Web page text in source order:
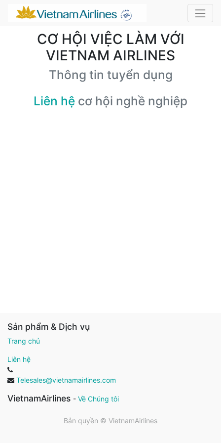
CƠ HỘI VIỆC LÀM VỚI
VIETNAM AIRLINES
Thông tin tuyển dụng
Liên hệ cơ hội nghề nghiệp
Sản phẩm & Dịch vụ
Trang chủ
Liên hệ
Telesales@vietnamairlines.com
VietnamAirlines - Về Chúng tôi
Bản quyền © VietnamAirlines